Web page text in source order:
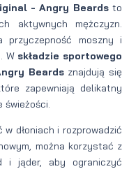
- Angry Beards to
aktywnych mężczyzn.
przyczepność moszny i
W składzie sportowego
Beardsznajdują się
zapewniają delikatny
świeżości.
dłoniach i rozprowadzić
można korzystać z
i jąder, aby ograniczyć